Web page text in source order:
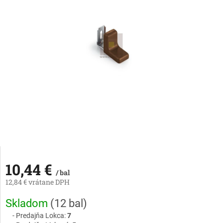
10,44 € / bal
12,84 € vrátane DPH
Jednotková
cena:
Skladom (12 bal )
Predajňa Lokca:7